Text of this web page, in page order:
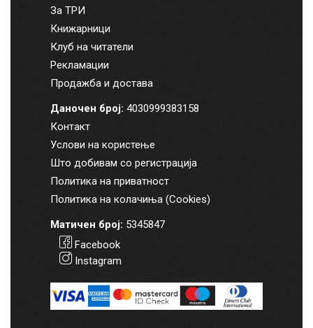
За ТРИ
Книжарници
Клуб на читатели
Рекламации
Продажба и достава
Даночен број: 4030999383158
Контакт
Услови на користење
Што добивам со регистрација
Политика на приватност
Политика на колачиња (Cookies)
Матичен број: 5345847
Facebook
Instagram